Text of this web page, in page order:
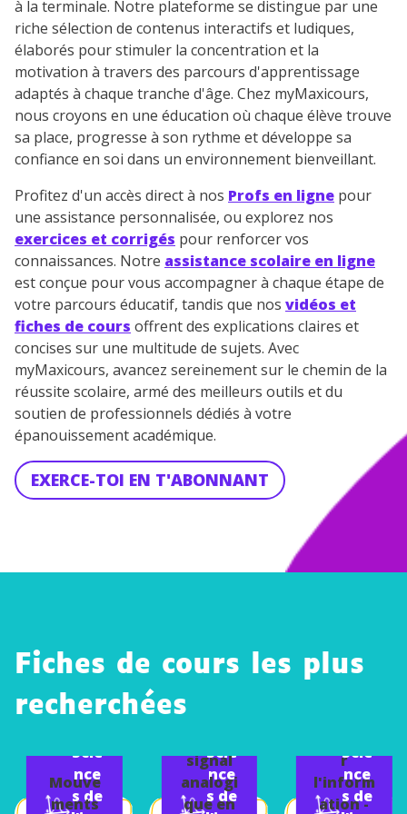
à la terminale. Notre plateforme se distingue par une
riche sélection de contenus interactifs et ludiques,
élaborés pour stimuler la concentration et la
motivation à travers des parcours d'apprentissage
adaptés à chaque tranche d'âge. Chez myMaxicours,
nous croyons en une éducation où chaque élève trouve
sa place, progresse à son rythme et développe sa
confiance en soi dans un environnement bienveillant.
Profitez d'un accès direct à nos Profs en ligne pour
une assistance personnalisée, ou explorez nos
exercices et corrigés pour renforcer vos
connaissances. Notre assistance scolaire en ligne
est conçue pour vous accompagner à chaque étape de
votre parcours éducatif, tandis que nos vidéos et
fiches de cours offrent des explications claires et
concises sur une multitude de sujets. Avec
myMaxicours, avancez sereinement sur le chemin de la
réussite scolaire, armé des meilleurs outils et du
soutien de professionnels dédiés à votre
épanouissement académique.
EXERCE-TOI EN T'ABONNANT
Fiches de cours les plus
recherchées
Scie
nce
s de
Mouve
ments
Scie
nce
s de
Conver
signal
analogi
que en
Scie
nce
s de
r
l'inform
ation -